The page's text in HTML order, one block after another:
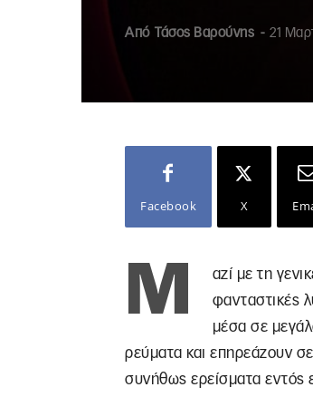
Από Τάσος Βαρούνης - 21
Facebook X
Μ
αζί με τη
φανταστικές
μέσα σε
ρεύματα και επηρεάζουν
συνήθως ερείσματα